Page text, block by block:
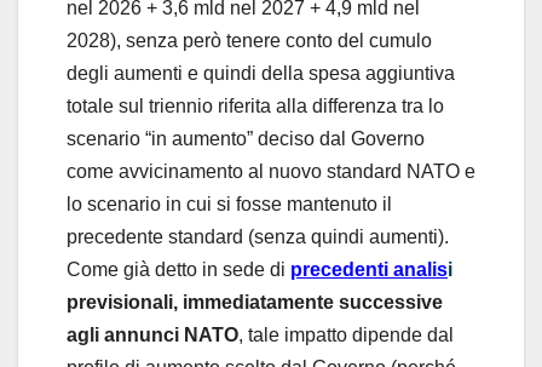
nel 2026 + 3,6 mld nel 2027 + 4,9 mld nel
2028), senza però tenere conto del cumulo
degli aumenti e quindi della spesa aggiuntiva
totale sul triennio riferita alla differenza tra lo
scenario “in aumento” deciso dal Governo
come avvicinamento al nuovo standard NATO e
lo scenario in cui si fosse mantenuto il
precedente standard (senza quindi aumenti).
Come già detto in sede di precedenti analisi
previsionali, immediatamente successive
agli annunci NATO, tale impatto dipende dal